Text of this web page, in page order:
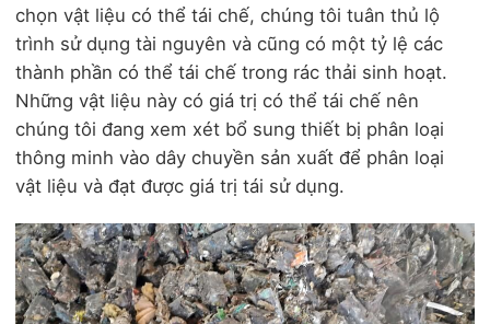
chọn vật liệu có thể tái chế, chúng tôi tuân thủ lộ
trình sử dụng tài nguyên và cũng có một tỷ lệ các
thành phần có thể tái chế trong rác thải sinh hoạt.
Những vật liệu này có giá trị có thể tái chế nên
chúng tôi đang xem xét bổ sung thiết bị phân loại
thông minh vào dây chuyền sản xuất để phân loại
vật liệu và đạt được giá trị tái sử dụng.